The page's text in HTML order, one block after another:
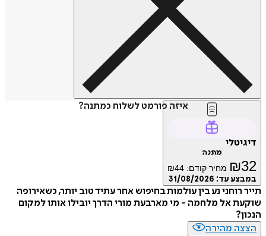
איזה פורמט לשלוח כמתנה?
דיגיטלי
מתנה
₪32 מחיר קודם: ₪44
במבצע עד: 31/08/2026
תייר רוחני נע בין עולמות בחיפוש אחר עתיד טוב יותר, כשאירופה
שוקעת אל מלחמה - מי מארבעת מורי הדרך יובילו אותו למקום
הנכון?
הצצה מהירה